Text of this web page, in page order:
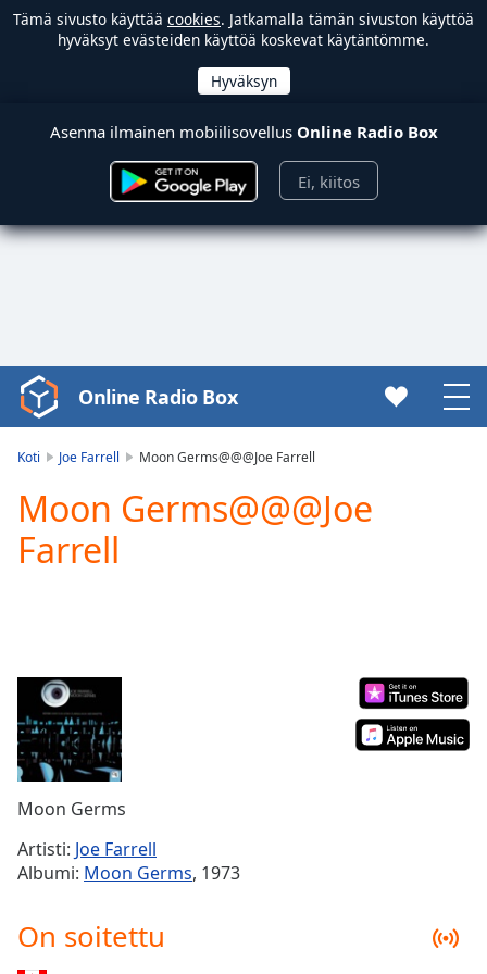
Tämä sivusto käyttää cookies. Jatkamalla tämän sivuston käyttöä
hyväksyt evästeiden käyttöä koskevat käytäntömme.
Asenna ilmainen mobiilisovellus Online Radio Box
Ei, kiitos
Video
Player
Play
Video
Play
Current
Time0:00
Duration-:-
Loaded:
Stream
TypeLIVE
Seek to
live,
liveLIVE
Online Radio Box
Koti Joe Farrell Moon Germs@@@Joe Farrell
Moon Germs@@@Joe
Farrell
Moon Germs
Artisti: Joe Farrell
Albumi: Moon Germs, 1973
On soitettu